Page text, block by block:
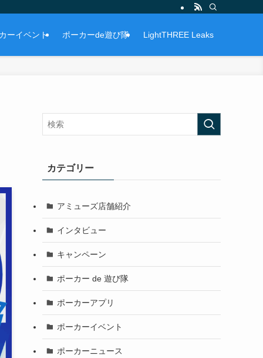
ーイベント ポーカーde遊び隊 LightTHREE Leaks
カテゴリー
アミューズ店舗紹介
インタビュー
キャンペーン
ポーカー de 遊び隊
ポーカーアプリ
ポーカーイベント
ポーカーニュース